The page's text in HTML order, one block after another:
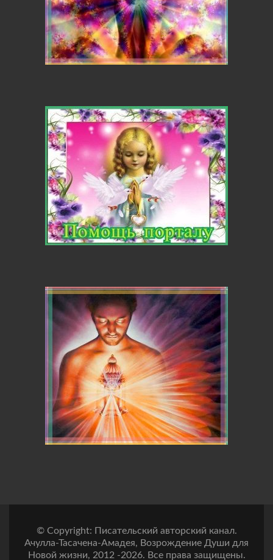
© Copyright: Писательский авторский канал.
Ачулла-Тасачена-Амадея, Возрождение Души для
Новой жизни, 2012 -2026. Все права защищены.